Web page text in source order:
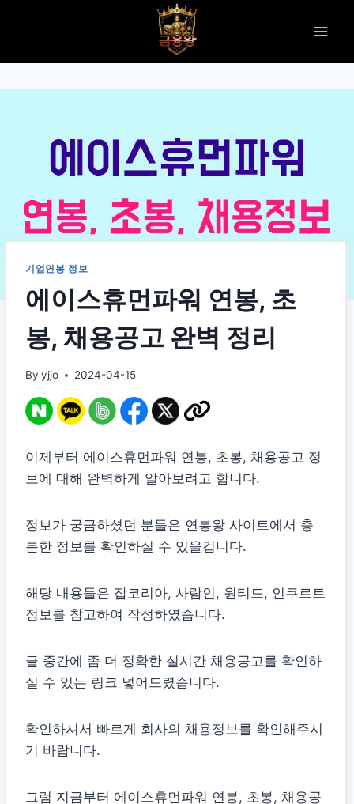
기업연봉 정보
에이스휴먼파워 연봉, 초
봉, 채용공고 완벽 정리
By yjjo 2024-04-15
이제부터 에이스휴먼파워 연봉, 초봉, 채용공고 정
보에 대해 완벽하게 알아보려고 합니다.
정보가 궁금하셨던 분들은 연봉왕 사이트에서 충
분한 정보를 확인하실 수 있을겁니다.
해당 내용들은 잡코리아, 사람인, 원티드, 인쿠르트
정보를 참고하여 작성하였습니다.
글 중간에 좀 더 정확한 실시간 채용공고를 확인하
실 수 있는 링크 넣어드렸습니다.
확인하셔서 빠르게 회사의 채용정보를 확인해주시
기 바랍니다.
그럼 지금부터 에이스휴먼파워 연봉, 초봉, 채용공